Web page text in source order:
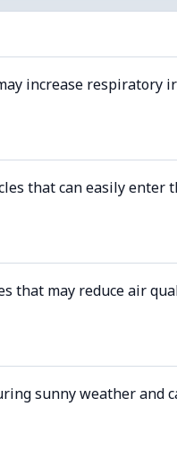
increase respiratory
that can easily enter
that may reduce air
sunny weather and